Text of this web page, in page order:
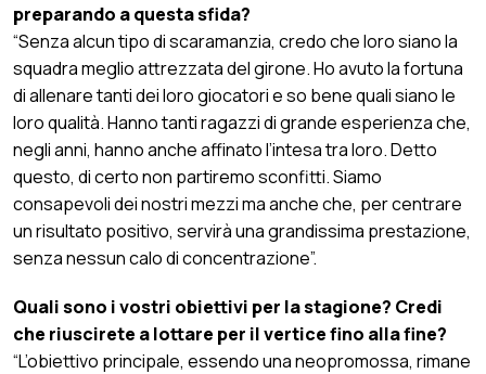
preparando a questa sfida?
“Senza alcun tipo di scaramanzia, credo che loro siano la
squadra meglio attrezzata del girone. Ho avuto la fortuna
di allenare tanti dei loro giocatori e so bene quali siano le
loro qualità. Hanno tanti ragazzi di grande esperienza che,
negli anni, hanno anche affinato l’intesa tra loro. Detto
questo, di certo non partiremo sconfitti. Siamo
consapevoli dei nostri mezzi ma anche che, per centrare
un risultato positivo, servirà una grandissima prestazione,
senza nessun calo di concentrazione”.
Quali sono i vostri obiettivi per la stagione? Credi
che riuscirete a lottare per il vertice fino alla fine?
“L’obiettivo principale, essendo una neopromossa, rimane